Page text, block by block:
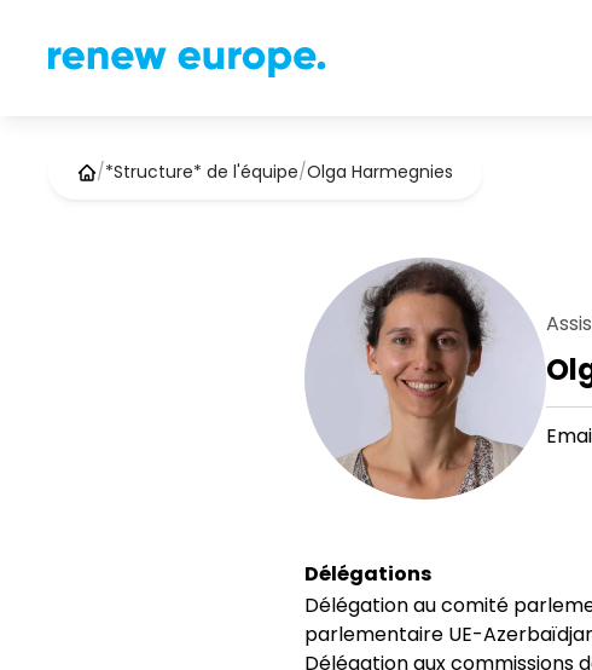
/*Structure* de l'équipe/Olga Harmegnies
Délégations
Délégation au comité
parlementaire UE-
Délégation aux commissions